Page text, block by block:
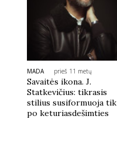
MADA prieš 11 metų
Savaitės ikona. J.
Statkevičius: tikrasis
stilius susiformuoja tik
po keturiasdešimties